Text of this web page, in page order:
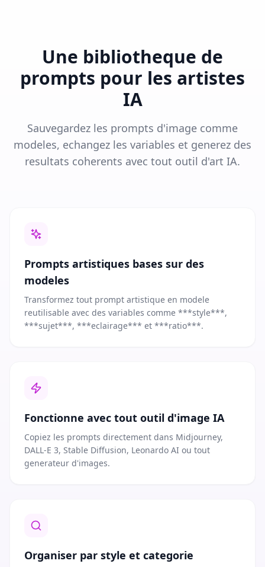
Une bibliotheque de
prompts pour les artistes
IA
Sauvegardez les prompts d'image comme
modeles, echangez les variables et generez des
resultats coherents avec tout outil d'art IA.
Prompts artistiques bases sur des
modeles
Transformez tout prompt artistique en modele
reutilisable avec des variables comme ***style***,
***sujet***, ***eclairage*** et ***ratio***.
Fonctionne avec tout outil d'image IA
Copiez les prompts directement dans Midjourney,
DALL-E 3, Stable Diffusion, Leonardo AI ou tout
generateur d'images.
Organiser par style et categorie